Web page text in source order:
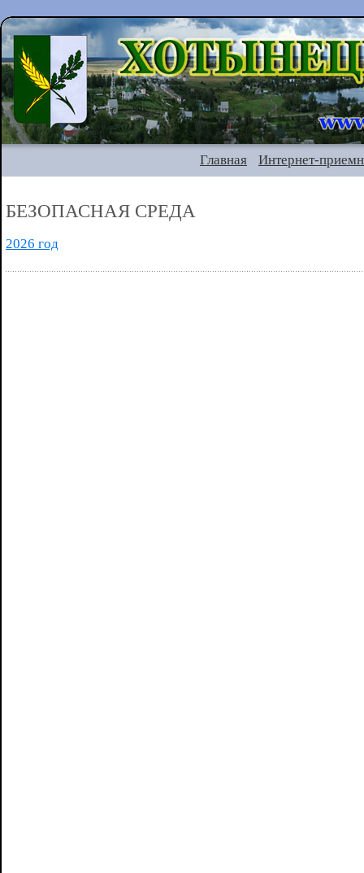
Главная Интернет-
БЕЗОПАСНАЯ СРЕДА
2026 год